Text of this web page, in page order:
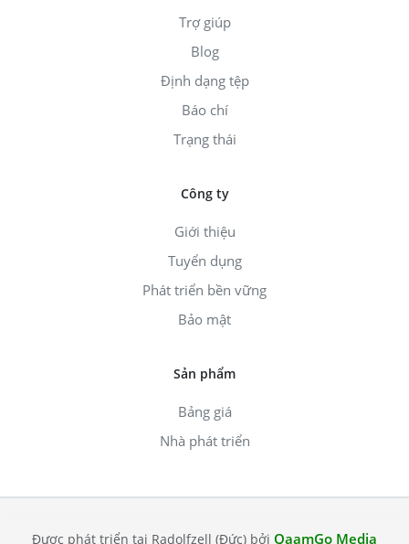
Trợ giúp
Blog
Định dạng tệp
Báo chí
Trạng thái
Công ty
Giới thiệu
Tuyển dụng
Phát triển bền vững
Bảo mật
Sản phẩm
Bảng giá
Nhà phát triển
Được phát triển tại Radolfzell (Đức) bởi QaamGo Media